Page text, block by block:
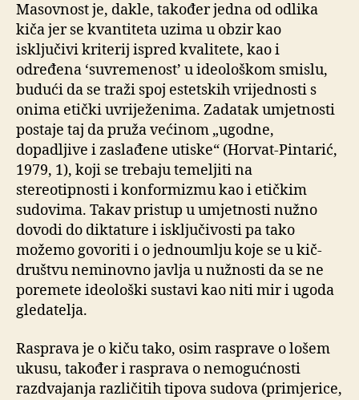
Masovnost je, dakle, također jedna od odlika
kiča jer se kvantiteta uzima u obzir kao
isključivi kriterij ispred kvalitete, kao i
određena ‘suvremenost’ u ideološkom smislu,
budući da se traži spoj estetskih vrijednosti s
onima etički uvriježenima. Zadatak umjetnosti
postaje taj da pruža većinom „ugodne,
dopadljive i zaslađene utiske“ (Horvat-Pintarić,
1979, 1), koji se trebaju temeljiti na
stereotipnosti i konformizmu kao i etičkim
sudovima. Takav pristup u umjetnosti nužno
dovodi do diktature i isključivosti pa tako
možemo govoriti i o jednoumlju koje se u kič-
društvu neminovno javlja u nužnosti da se ne
poremete ideološki sustavi kao niti mir i ugoda
gledatelja.
Rasprava je o kiču tako, osim rasprave o lošem
ukusu, također i rasprava o nemogućnosti
razdvajanja različitih tipova sudova (primjerice,